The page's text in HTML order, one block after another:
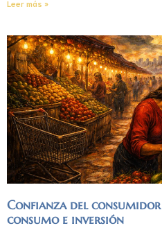
Leer más »
Confianza del
consumo e inversión